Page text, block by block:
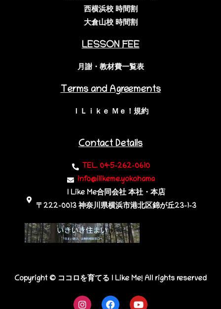
Contact Details
TEL. 045-262-0610
info@ilikeme.yokohama
I Like Me合同会社 本社・本店
〒222-0013 神奈川県横浜市港北区錦が丘23-1-3​
西横浜校 時間割
大倉山校 時間割
LESSON FEE
月謝・教材費一覧表
Terms and Agreements
ＩＬｉｋｅ Ｍｅ！規約
Copyright © ココロを育てる I Like Me! All rights reserved
I
F
Y